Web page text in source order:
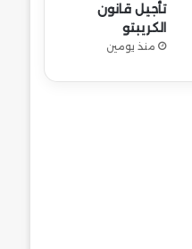
تأجيل قانون
الكريبتو
منذ يومين